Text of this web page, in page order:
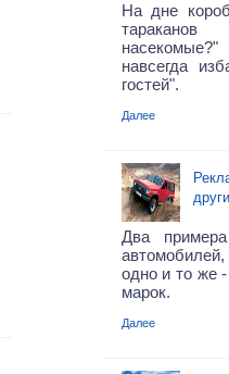
На дне
навсегда
гостей".
Далее
Два
одно и то же
марок.
Далее